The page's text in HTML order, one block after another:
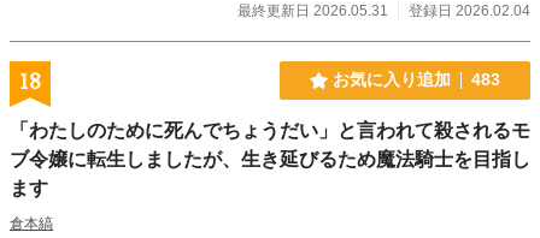
最終更新日 2026.05.31
登録日 2026.02.04
18 お気に入り追加 483
「わたしのために死んでちょうだい」と言われて殺されるモ
ブ令嬢に転生しましたが、生き延びるため魔法騎士を目指し
ます
倉本縞